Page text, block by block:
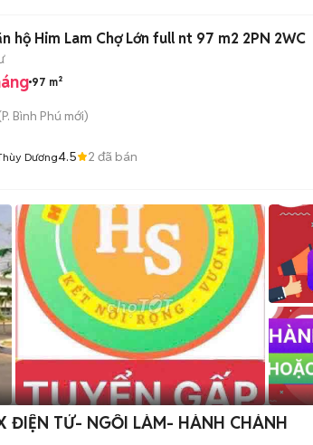
hộ Him Lam Chợ Lớn full nt 97 m2 2PN 2WC
97 m²
P. Bình Phú mới)
Dương4.5 2 đã bán
ĐIỆN TỬ- NGỒI LÀM- HÀNH CHÁNH